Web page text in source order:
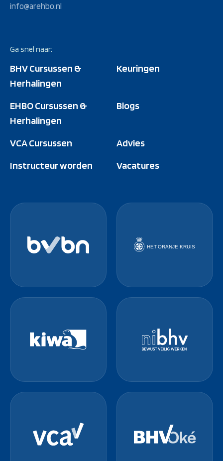
info@arehbo.nl
Ga snel naar:
BHV Cursussen &
Herhalingen
Keuringen
EHBO Cursussen &
Herhalingen
Blogs
VCA Cursussen
Advies
Instructeur worden
Vacatures